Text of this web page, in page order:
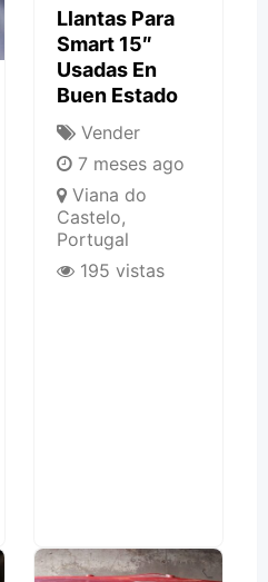
Llantas Para
Smart 15″
Usadas En
Buen Estado
Vender
7 meses ago
Viana do
Castelo,
Portugal
195 vistas